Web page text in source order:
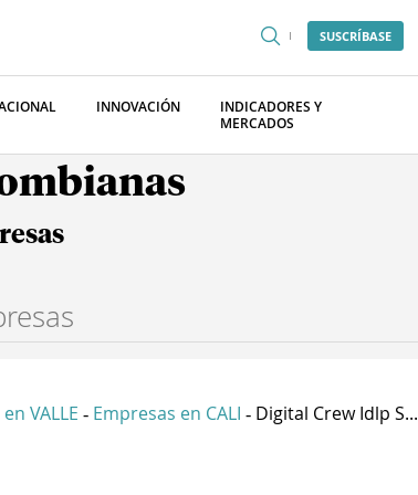
SUSCRÍBASE
INNOVACIÓN
INDICADORES Y
MERCADOS
VALLE - Empresas en CALI - Digital Crew Idlp S...